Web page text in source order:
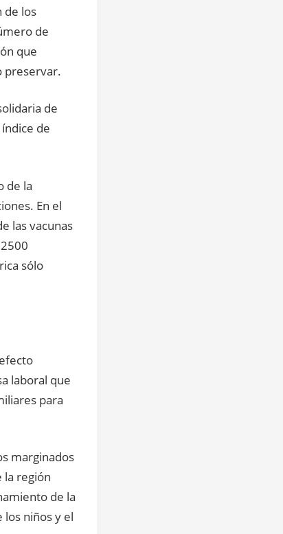
de los
de
que
preservar.
de
de
de la
En el
las vacunas
sólo
laboral que
para
marginados
la región
de la
los niños y el